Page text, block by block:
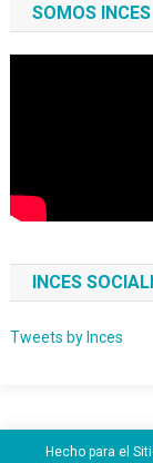
SOMOS INCES
INCES
Tweets by Inces
Hecho para el